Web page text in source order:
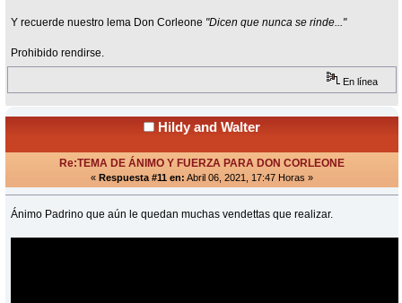
Y recuerde nuestro lema Don Corleone "Dicen que nunca se rinde..."
Prohibido rendirse.
En línea
Hildy and Walter
Re:TEMA DE ÁNIMO Y FUERZA PARA DON CORLEONE
« Respuesta #11 en: Abril 06, 2021, 17:47 Horas »
Ánimo Padrino que aún le quedan muchas vendettas que realizar.